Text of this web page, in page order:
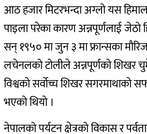
आठ हजार मिटरभन्दा अग्लो यस
पाइला परेका कारण अन्नपूर्णलाई जेठो
सन् १९५० मा जुन ३ मा फ्रान्सका
लचेनलको टोलीले अन्नपूर्णको शिखर
विश्वको सर्वोच्च शिखर
भएको थियो ।
नेपालको पर्यटन क्षेत्रको विकास र